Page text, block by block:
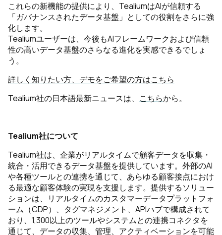
これらの新機能の提供により、TealiumはAIが信頼する
「ガバナンスされたデータ基盤」としての役割をさらに強
化します。
Tealiumユーザーは、今後もAIフレームワークおよび信頼
性の高いデータ基盤のさらなる進化を実感できるでしょ
う。
詳しく知りたい方、デモをご希望の方はこちら
Tealium社の日本語最新ニュースは、 こちらから。
Tealium社について
Tealium社は、企業がリアルタイムで顧客データを収集・
統合・活用できるデータ基盤を提供しています。外部のAI
や各種ツールとの連携を通じて、あらゆる顧客接点におけ
る最適な顧客体験の実現を支援します。提供するソリュー
ションは、リアルタイムのカスタマーデータプラットフォ
ーム（CDP）、タグマネジメント、APIハブで構成されて
おり、1,300以上のツールやシステムとの連携コネクタを
通じて、データの収集、管理、アクティベーションを可能